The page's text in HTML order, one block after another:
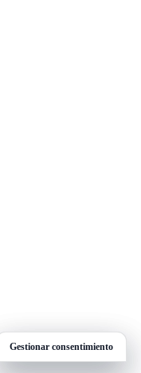
Gestionar consentimiento
Gestionar consentimiento